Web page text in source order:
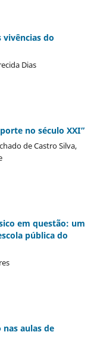
vivências do
Dias
no século XXI”
de Castro Silva,
em questão: um
pública do
aulas de